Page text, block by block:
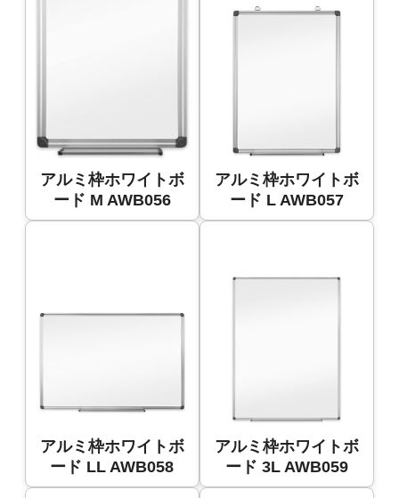
アルミ枠ホワイトボ
ード M AWB056
アルミ枠ホワイトボ
ード L AWB057
アルミ枠ホワイトボ
ード LL AWB058
アルミ枠ホワイトボ
ード 3L AWB059